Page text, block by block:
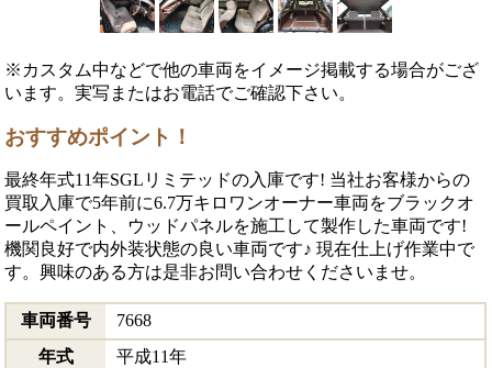
※カスタム中などで他の車両をイメージ掲載する場合がござ
います。実写またはお電話でご確認下さい。
おすすめポイント！
最終年式11年SGLリミテッドの入庫です! 当社お客様からの
買取入庫で5年前に6.7万キロワンオーナー車両をブラックオ
ールペイント、ウッドパネルを施工して製作した車両です!
機関良好で内外装状態の良い車両です♪ 現在仕上げ作業中で
す。興味のある方は是非お問い合わせくださいませ。
車両番号
7668
年式
平成11年